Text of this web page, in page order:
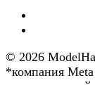
© 2026
*компания